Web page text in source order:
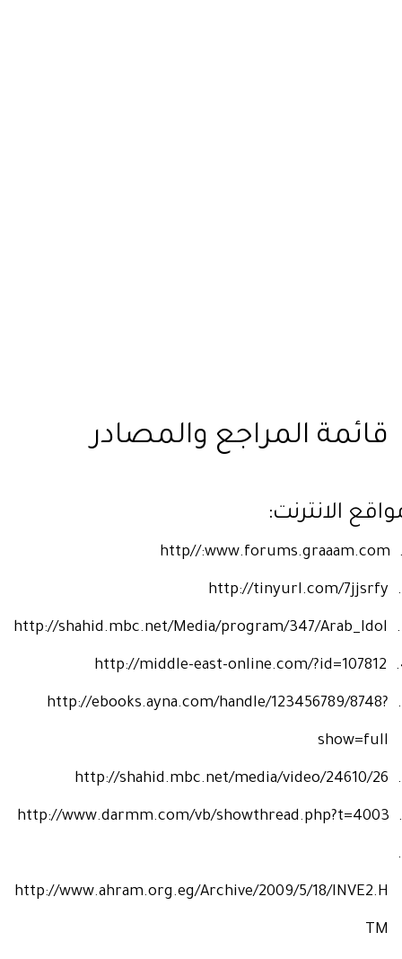
قائمة المراجع والمصادر
الانترنت:
http//:www.forums.graaam.com
http://tinyurl.com/7jjsrfy
http://shahid.mbc.net/Media/program/347/Arab_Idol
http://middle-east-online.com/?id=107812
http://ebooks.ayna.com/handle/123456789/8748?
show=full
http://shahid.mbc.net/media/video/24610/26
http://www.darmm.com/vb/showthread.php?t=4003
http://www.ahram.org.eg/Archive/2009/5/18/INVE2.H
TM